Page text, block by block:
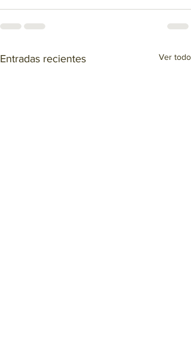
Entradas recientes Ver todo